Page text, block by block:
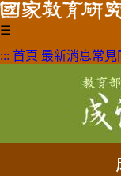
☰
::: 首頁 最新消息常見